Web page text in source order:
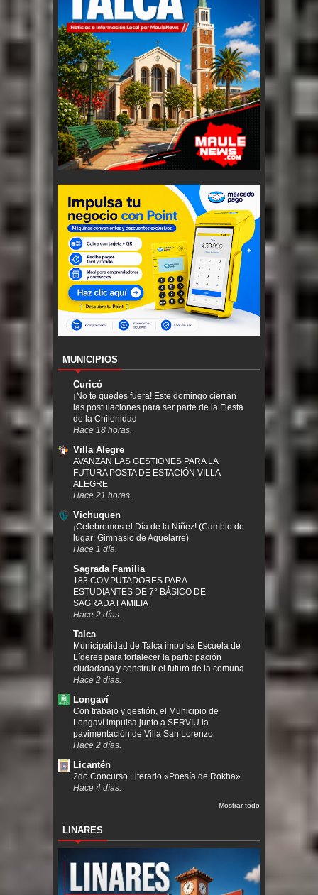
MUNICIPIOS
Curicó
¡No te quedes fuera! Este domingo cierran
las postulaciones para ser parte de la Fiesta
de la Chilenidad
Hace 18 horas.
Villa Alegre
AVANZAN LAS GESTIONES PARA LA
FUTURA POSTA DE ESTACIÓN VILLA
ALEGRE
Hace 21 horas.
Vichuquen
¡Celebremos el Día de la Niñez! (Cambio de
lugar: Gimnasio de Aquelarre)
Hace 1 día.
Sagrada Familia
183 COMPUTADORES PARA
ESTUDIANTES DE 7° BÁSICO DE
SAGRADA FAMILIA
Hace 2 días.
Talca
Municipalidad de Talca impulsa Escuela de
Líderes para fortalecer la participación
ciudadana y construir el futuro de la comuna
Hace 2 días.
Longaví
Con trabajo y gestión, el Municipio de
Longaví impulsa junto a SERVIU la
pavimentación de Villa San Lorenzo
Hace 2 días.
Licantén
2do Concurso Literario «Poesía de Rokha»
Hace 4 días.
Mostrar todo
LINARES